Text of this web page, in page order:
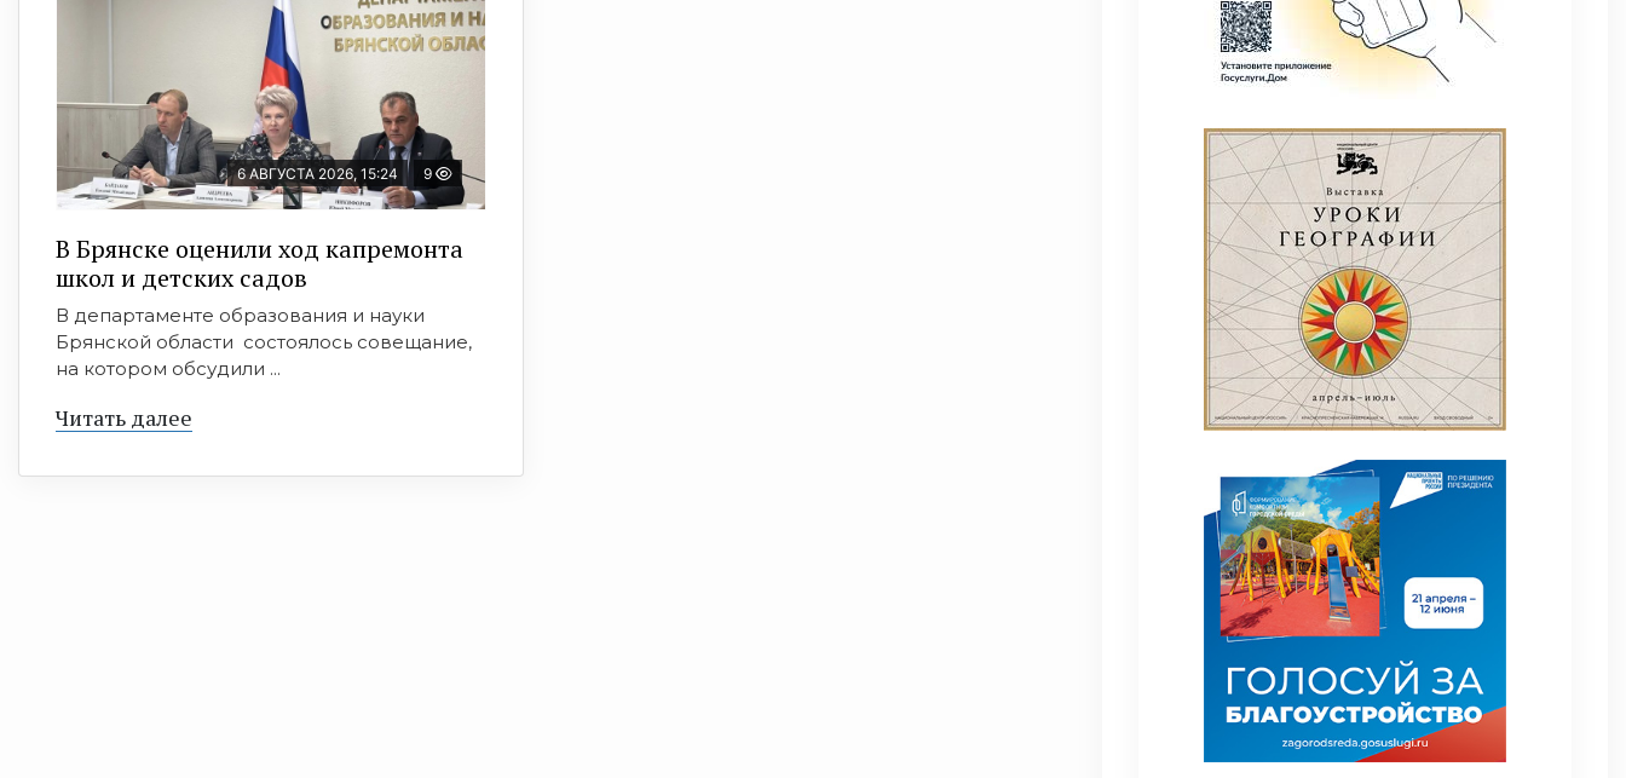
6 АВГУСТА 2026, 15:24 9
В Брянске оценили ход капремонта
школ и детских садов
В департаменте образования и науки
Брянской области состоялось совещание,
на котором обсудили ...
Читать далее